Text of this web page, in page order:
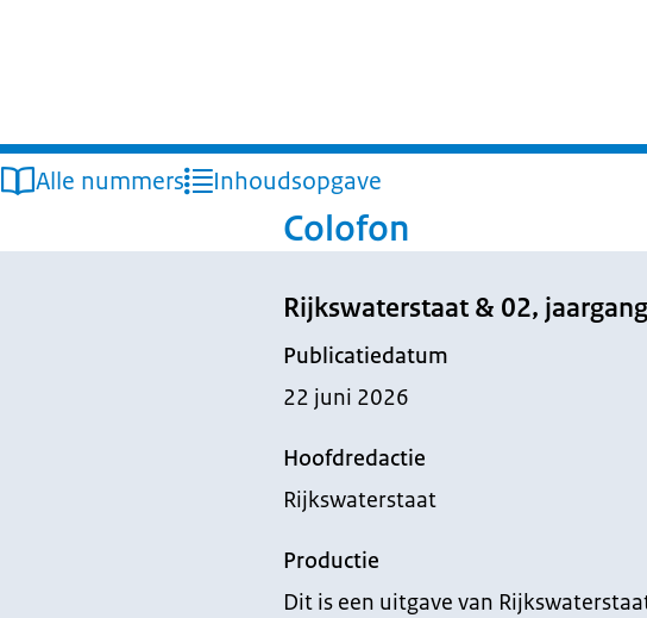
Alle nummers Inhoudsopgave
Colofon
Rijkswaterstaat & 02,
Publicatiedatum
22 juni 2026
Hoofdredactie
Rijkswaterstaat
Productie
Dit is een uitgave van